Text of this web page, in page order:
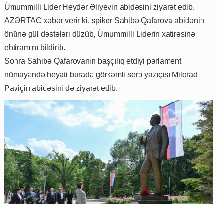
Ümummilli Lider Heydər Əliyevin abidəsini ziyarət edib.
AZƏRTAC xəbər verir ki, spiker Sahibə Qafarova abidənin
önünə gül dəstələri düzüb, Ümummilli Liderin xatirəsinə
ehtiramını bildirib.
Sonra Sahibə Qafarovanın başçılıq etdiyi parlament
nümayəndə heyəti burada görkəmli serb yazıçısı Milorad
Paviçin abidəsini də ziyarət edib.